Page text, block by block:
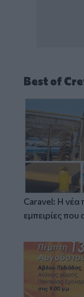
Best of
Caravel: Η νέα
εμπειρίες που